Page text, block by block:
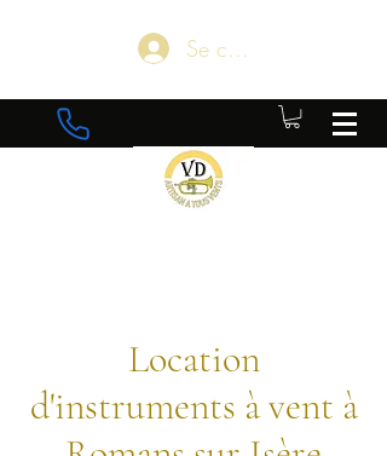
Se connecter
Location
d'instruments à vent à